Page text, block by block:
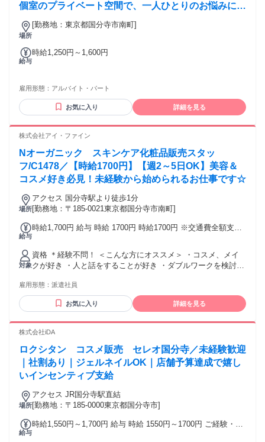
個室のプライベート空間で、一人ひとりのお悩みに向
き合えます〇
場所
[勤務地：東京都国分寺市南町]
給与
時給1,250円～1,600円
雇用形態： アルバイト・パート
お気に入り 詳細を見る
株式会社アイ・ファイン
Nオーガニック スキンケア化粧品販売スタッ
フ/C1478／【時給1700円】【週2～5日OK】美容＆
コスメ好き必見！未経験から始められるお仕事です☆
場所
アクセス 国分寺駅より徒歩1分
[勤務地：〒185-0021東京都国分寺市南町]
給与
時給1,700円 給与 時給 1700円 時給1700円 ※交通費全額支給
◇週3勤務の場合 時給1700円×7h×13日＝154,700円 ◇週4勤務
の場合 時給1700円×7h×17日＝202,300円 ◇週5勤務の場合 時
給1700円×7h×21日＝249,900円 ※勤務日数は月によって変動
します 交通費：通勤交通費全額支給
対象
資格 ＊経験不問！ ＜こんな方にオススメ＞ ・コスメ、メイ
クが好き ・人と話をすることが好き ・ダブルワークを検討し
てみたい ★人と関わることを通して、提案力やコミュニケー
ション力を磨ける♪ ★日々の接客を通して、自分自身の成長を
実感できます◎ ★「もっと成長したい」「経験を積みたい」
雇用形態： 派遣社員
お気に入り 詳細を見る
株式会社iDA
ロクシタン コスメ販売 セレオ国分寺／未経験歓迎
｜社割あり｜ジェルネイルOK｜店舗予算達成で嬉し
いインセンティブ支給
場所
アクセス JR国分寺駅直結
[勤務地：〒185-0000東京都国分寺市]
給与
時給1,550円～1,700円 給与 時給 1550円～1700円 ご経験・ス